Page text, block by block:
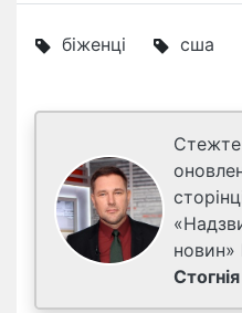
біженці сша
Стежте
новин»
Стогнія